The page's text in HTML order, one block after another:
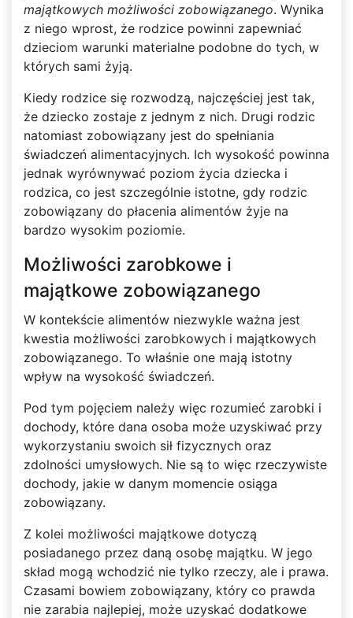
majątkowych możliwości zobowiązanego. Wynika
z niego wprost, że rodzice powinni zapewniać
dzieciom warunki materialne podobne do tych, w
których sami żyją.
Kiedy rodzice się rozwodzą, najczęściej jest tak,
że dziecko zostaje z jednym z nich. Drugi rodzic
natomiast zobowiązany jest do spełniania
świadczeń alimentacyjnych. Ich wysokość powinna
jednak wyrównywać poziom życia dziecka i
rodzica, co jest szczególnie istotne, gdy rodzic
zobowiązany do płacenia alimentów żyje na
bardzo wysokim poziomie.
Możliwości zarobkowe i
majątkowe zobowiązanego
W kontekście alimentów niezwykle ważna jest
kwestia możliwości zarobkowych i majątkowych
zobowiązanego. To właśnie one mają istotny
wpływ na wysokość świadczeń.
Pod tym pojęciem należy więc rozumieć zarobki i
dochody, które dana osoba może uzyskiwać przy
wykorzystaniu swoich sił fizycznych oraz
zdolności umysłowych. Nie są to więc rzeczywiste
dochody, jakie w danym momencie osiąga
zobowiązany.
Z kolei możliwości majątkowe dotyczą
posiadanego przez daną osobę majątku. W jego
skład mogą wchodzić nie tylko rzeczy, ale i prawa.
Czasami bowiem zobowiązany, który co prawda
nie zarabia najlepiej, może uzyskać dodatkowe